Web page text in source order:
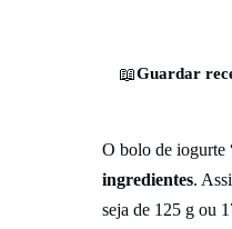
📖Guardar
O bolo de iogurte
ingredientes.
seja de 125 g ou